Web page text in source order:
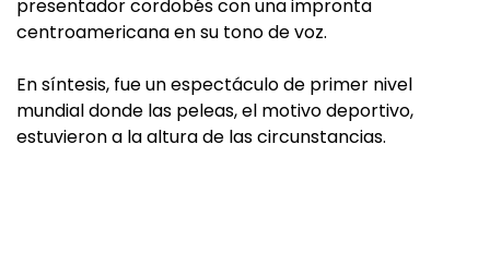
presentador cordobés con una impronta
centroamericana en su tono de voz.
En síntesis, fue un espectáculo de primer nivel
mundial donde las peleas, el motivo deportivo,
estuvieron a la altura de las circunstancias.